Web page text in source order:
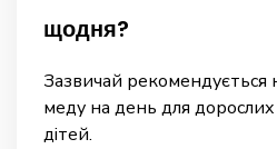
щодня?
Зазвичай рекомендується
меду на день для
дітей.